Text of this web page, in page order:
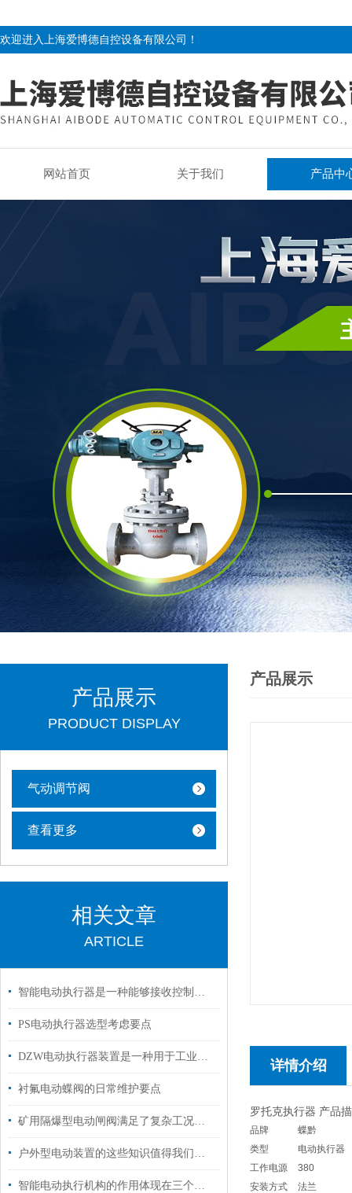
欢迎进入上海爱博德自控设备有限公司！
网站首页 关于我们 产品中
产品展示
PRODUCT DISPLAY
气动调节阀
查看更多
相关文章
ARTICLE
智能电动执行器是一种能够接收控制信号的设备
PS电动执行器选型考虑要点
DZW电动执行器装置是一种用于工业自动化控制的设备
衬氟电动蝶阀的日常维护要点
矿用隔爆型电动闸阀满足了复杂工况下的多样化需求
户外型电动装置的这些知识值得我们学习
智能电动执行机构的作用体现在三个层面
产品展示
详情介绍
罗托克执行器 产品
品牌
蝶黔
类型
电动执行器
工作电源
380
安装方式
法兰